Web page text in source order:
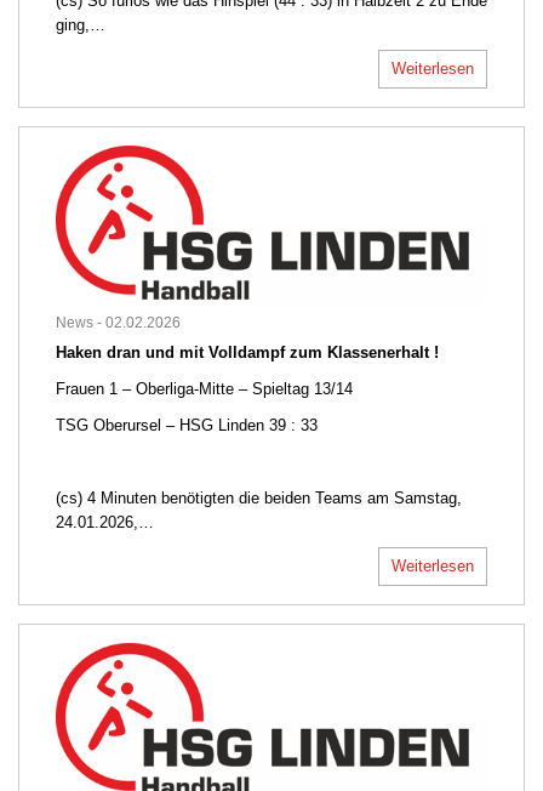
ging,…
Weiterlesen
News - 02.02.2026
Haken dran und mit Volldampf zum Klassenerhalt !
Frauen 1 – Oberliga-Mitte – Spieltag 13/14
TSG Oberursel – HSG Linden 39 : 33
(cs) 4 Minuten benötigten die beiden Teams am Samstag,
24.01.2026,…
Weiterlesen